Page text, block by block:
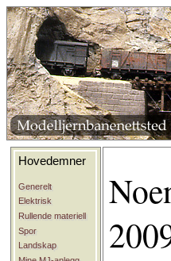
Hovedemner
Generelt
Elektrisk
Rullende materiell
Spor
Landskap